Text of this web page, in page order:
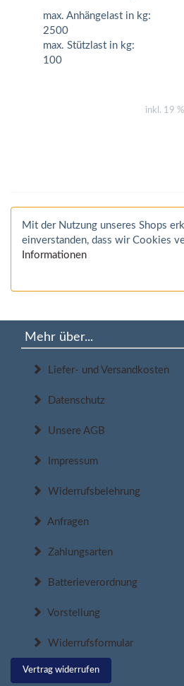
max. Anhängelast in kg:
2500
max. Stützlast in kg:
100
inkl. 19
Mit der Nutzung unseres Shops
einverstanden, dass wir Cookies
Informationen
Mehr über...
Liefer- und Versandkosten
Datenschutz
Unsere AGB
Impressum
Widerrufsbelehrung
Anfragen
Zahlungsarten
Batterieverordnung
Vorstellung
Widerrufsformular
Vertrag widerrufen